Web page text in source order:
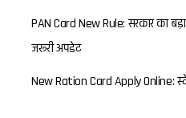
PAN Card New Rule: सरकार का
जरूरी अपडेट
New Ration Card Apply Online: